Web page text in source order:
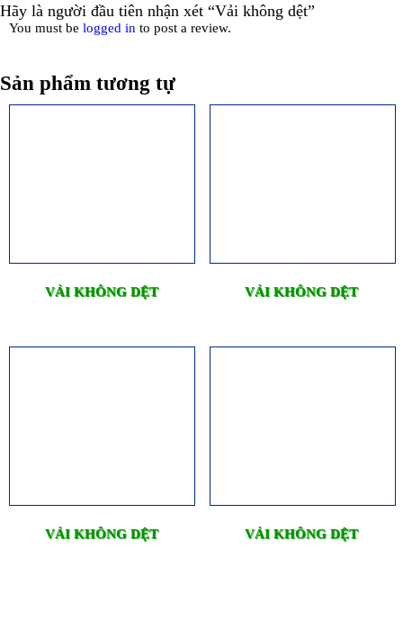
Hãy là người đầu tiên nhận xét “Vải không dệt”
You must be logged in to post a review.
Sản phẩm tương tự
VẢI KHÔNG DỆT VẢI KHÔNG DỆT
VẢI KHÔNG DỆT VẢI KHÔNG DỆT